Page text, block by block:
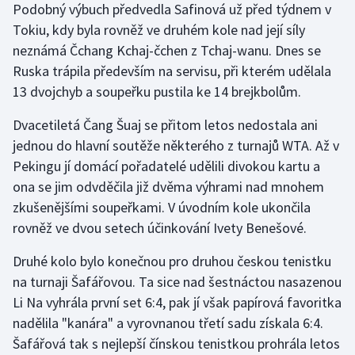
Gymnastika
Házená
Judo
Krasobruslení
Lezení
Lyže a snowboard
Moderní pětiboj
Motorsport
Podobný výbuch předvedla Safinová už před týdnem v
Tokiu, kdy byla rovněž ve druhém kole nad její síly
neznámá Čchang Kchaj-čchen z Tchaj-wanu. Dnes se
Ruska trápila především na servisu, při kterém udělala
13 dvojchyb a soupeřku pustila ke 14 brejkbolům.
Dvacetiletá Čang Šuaj se přitom letos nedostala ani
jednou do hlavní soutěže některého z turnajů WTA. Až v
Pekingu jí domácí pořadatelé udělili divokou kartu a
ona se jim odvděčila již dvěma výhrami nad mnohem
zkušenějšími soupeřkami. V úvodním kole ukončila
rovněž ve dvou setech účinkování Ivety Benešové.
Druhé kolo bylo konečnou pro druhou českou tenistku
na turnaji Šafářovou. Ta sice nad šestnáctou nasazenou
Li Na vyhrála první set 6:4, pak jí však papírová favoritka
nadělila "kanára" a vyrovnanou třetí sadu získala 6:4.
Šafářová tak s nejlepší čínskou tenistkou prohrála letos